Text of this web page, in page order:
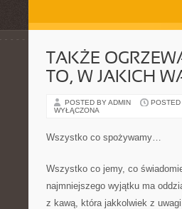
TAKŻE
TO, W JAKICH
POSTED BY ADMIN
WYŁĄCZONA
Wszystko co spożywamy…
Wszystko co jemy, co
najmniejszego wyjątku ma
z kawą, która jakkolwiek z